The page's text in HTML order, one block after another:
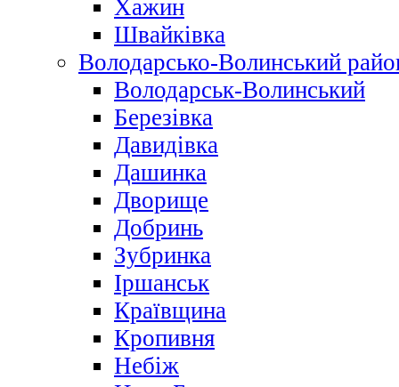
Хажин
Швайківка
Володарсько-Волинський
Володарськ-Волинський
Березівка
Давидівка
Дашинка
Дворище
Добринь
Зубринка
Іршанськ
Краївщина
Кропивня
Небіж